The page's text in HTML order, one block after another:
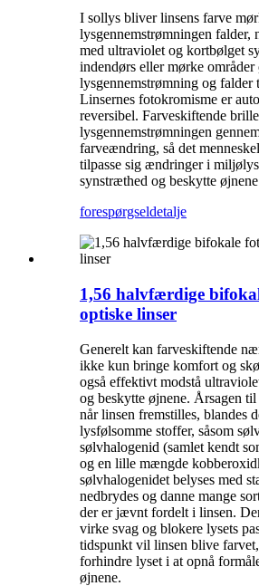
I sollys bliver linsens farve
lysgennemstrømningen falder,
med ultraviolet og kortbølget
indendørs eller mørke områder
lysgennemstrømning og falder
Linsernes fotokromisme er
reversibel. Farveskiftende
lysgennemstrømningen
farveændring, så det
tilpasse sig ændringer i
synstræthed og beskytte
forespørgseldetalje
1,56 halvfærdige
optiske linser
Generelt kan farveskiftende
ikke kun bringe komfort og
også effektivt modstå
og beskytte øjnene. Årsagen
når linsen fremstilles, blandes
lysfølsomme stoffer, såsom
sølvhalogenid (samlet kendt
og en lille mængde
sølvhalogenidet belyses med
nedbrydes og danne mange
der er jævnt fordelt i linsen.
virke svag og blokere lysets
tidspunkt vil linsen blive
forhindre lyset i at opnå
øjnene.